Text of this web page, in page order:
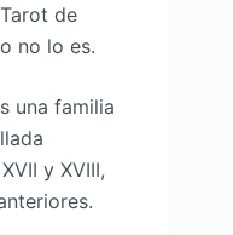
de
no lo es.
una familia
y XVIII,